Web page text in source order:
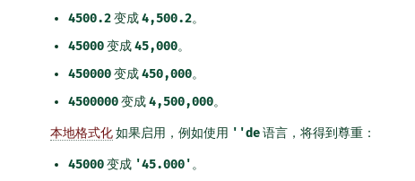
4500.2变成4,500.2。
45000变成45,000。
450000变成450,000。
4500000变成4,500,000。
本地格式化如果启用，例如使用 ''de语言，将得到尊重：
45000变成 '45.000'。